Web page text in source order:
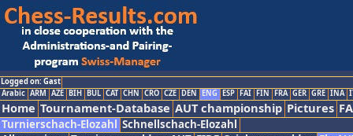
Logged on: Gast
Arabic ARM AZE BIH BUL CAT CHN CRO CZE DEN ENG ESP FAI FIN FRA GER GRE INA
Home Tournament-Database AUT championship Pictures
Turnierschach-Elozahl Schnellschach-Elozahl